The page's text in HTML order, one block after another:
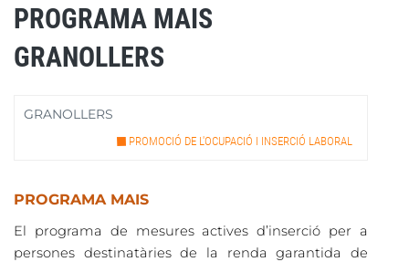
PROGRAMA MAIS
GRANOLLERS
GRANOLLERS
PROMOCIÓ DE L'OCUPACIÓ I INSERCIÓ LABORAL
PROGRAMA MAIS
El programa de mesures actives d’inserció per a
persones destinatàries de la renda garantida de